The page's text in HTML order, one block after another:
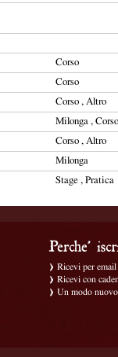
Corso
Corso
Corso , Altro
Milonga , Corso
Corso , Altro
Milonga
Stage , Pratica
Ricevi per
Ricevi con
Un modo